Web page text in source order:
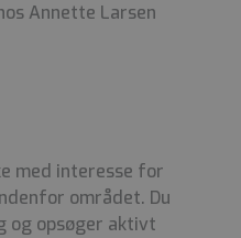
Annette Larsen
med interesse for
området. Du
og opsøger aktivt